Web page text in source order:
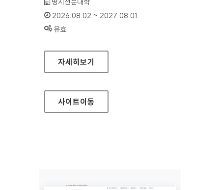
인증기간 :
2026.08.02 ~ 2027.08.01
상태 :
유효
명지전문대학
자세히보기
사이트이동